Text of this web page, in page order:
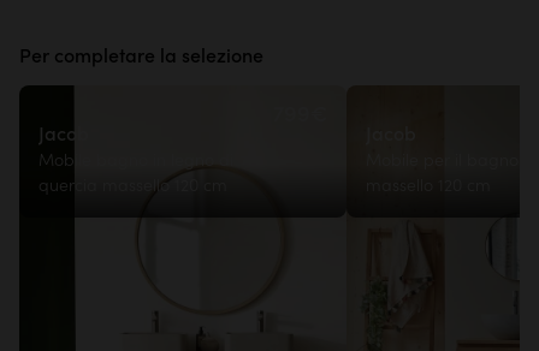
Per completare la selezione
Jacob
Mobile bagno in legno di
quercia massello 120 cm